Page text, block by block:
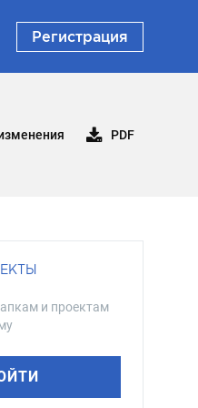
Регистрация
PDF
и проектам